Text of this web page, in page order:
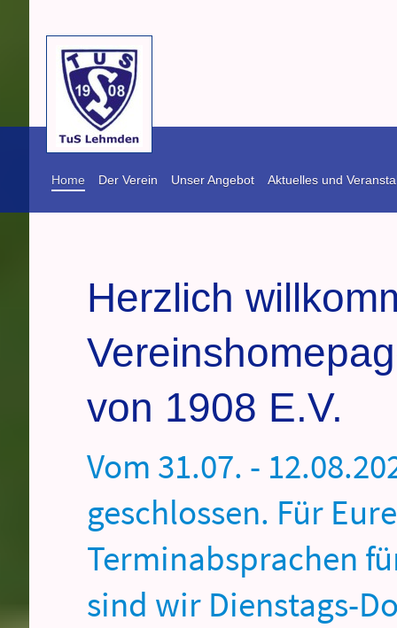
Home Der Verein Unser Angebot Aktuelles und
Herzlich
von 1908 E.V.
Vom 31.07. -
geschlossen. Für
Terminabsprachen
sind wir Dienstags-